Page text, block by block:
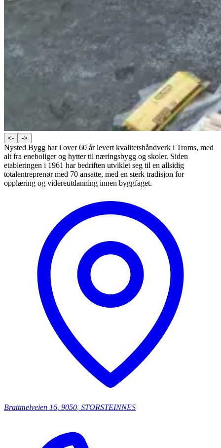
<- ->
Nysted Bygg har i over 60 år levert kvalitetshåndverk i Troms, med
alt fra eneboliger og hytter til næringsbygg og skoler. Siden
etableringen i 1961 har bedriften utviklet seg til en allsidig
totalentreprenør med 70 ansatte, med en sterk tradisjon for
opplæring og videreutdanning innen byggfaget.
Brattmelveien 16 9050 STORSTEINNES